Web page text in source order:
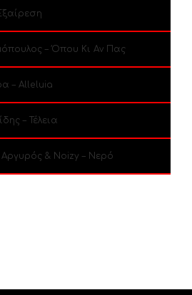
– Όπου Κι Αν Πας
– Alleluia
– Τέλεια
Αργυρός & Noizy – Νερό